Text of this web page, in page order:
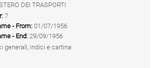
DEI TRASPORTI
7
- From: 01/07/1956
- End: 29/09/1956
generali, indici e cartina